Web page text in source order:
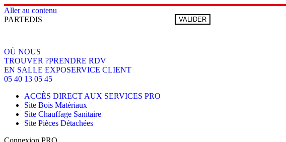
Aller au contenu
PARTEDIS
OÙ NOUS
TROUVER ?PRENDRE RDV
EN SALLE EXPOSERVICE CLIENT
05 40 13 05 45
ACCÈS DIRECT AUX SERVICES PRO
Site Bois Matériaux
Site Chauffage Sanitaire
Site Pièces Détachées
Connexion PRO
VALIDER